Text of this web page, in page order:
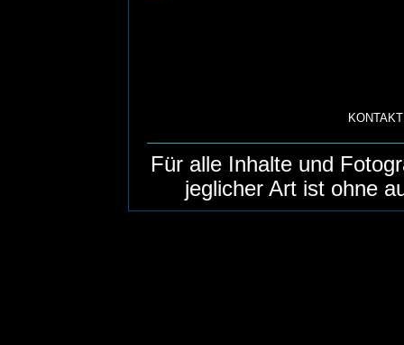
KONTAKT
Für alle Inhalte und
jeglicher Art ist ohne